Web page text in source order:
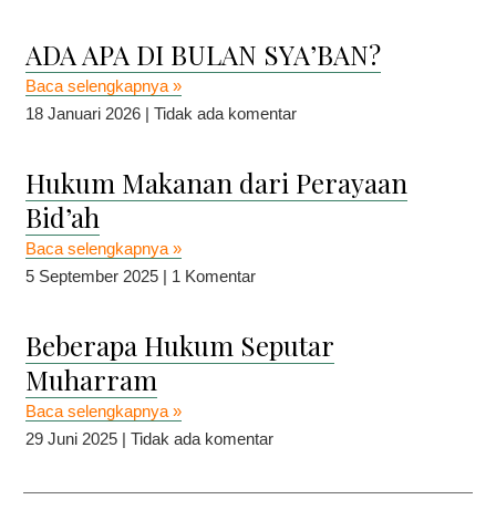
ADA APA DI BULAN SYA’BAN?
Baca selengkapnya »
18 Januari 2026
Tidak ada komentar
Hukum Makanan dari Perayaan
Bid’ah
Baca selengkapnya »
5 September 2025
1 Komentar
Beberapa Hukum Seputar
Muharram
Baca selengkapnya »
29 Juni 2025
Tidak ada komentar